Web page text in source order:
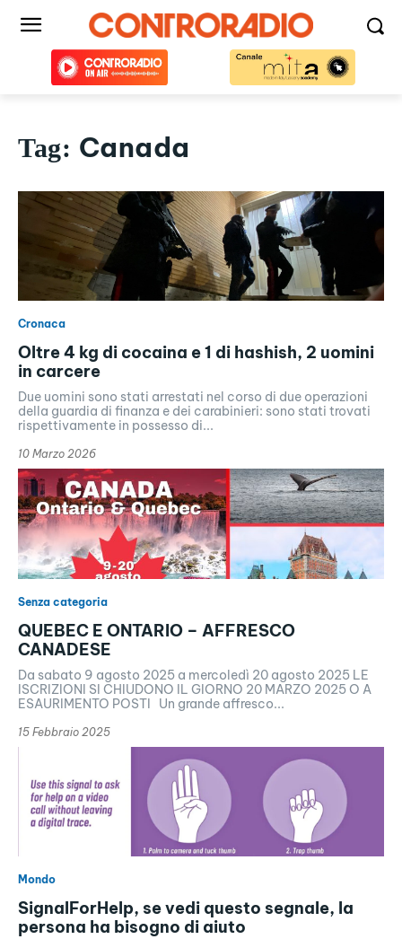
Tag: Canada
Cronaca
Oltre 4 kg di cocaina e 1 di hashish, 2 uomini
in carcere
Due uomini sono stati arrestati nel corso di due operazioni
della guardia di finanza e dei carabinieri: sono stati trovati
rispettivamente in possesso di...
10 Marzo 2026
Senza categoria
QUEBEC E ONTARIO – AFFRESCO
CANADESE
Da sabato 9 agosto 2025 a mercoledì 20 agosto 2025 LE
ISCRIZIONI SI CHIUDONO IL GIORNO 20 MARZO 2025 O A
ESAURIMENTO POSTI Un grande affresco...
15 Febbraio 2025
Mondo
SignalForHelp, se vedi questo segnale, la
persona ha bisogno di aiuto